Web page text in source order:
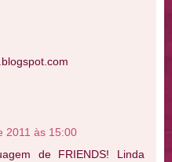
2011 às 15:00
de FRIENDS! Linda